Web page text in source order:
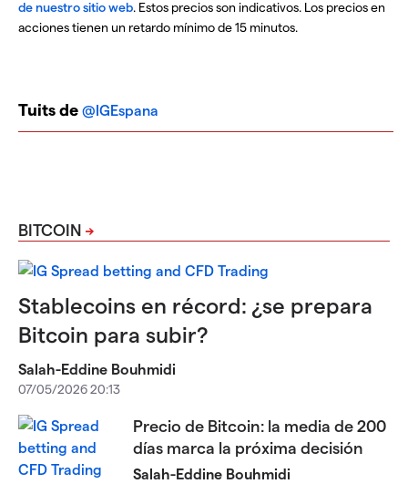
de nuestro sitio web. Estos precios son indicativos. Los precios en
acciones tienen un retardo mínimo de 15 minutos.
Tuits de @IGEspana
BITCOIN
Stablecoins en récord: ¿se prepara
Bitcoin para subir?
Salah-Eddine Bouhmidi
07/05/2026 20:13
Precio de Bitcoin: la media de 200
días marca la próxima decisión
Salah-Eddine Bouhmidi